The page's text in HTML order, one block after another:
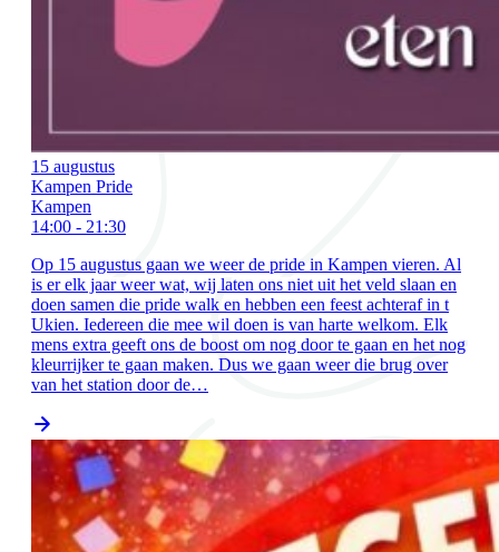
15 augustus
Kampen Pride
Kampen
14:00 - 21:30
Op 15 augustus gaan we weer de pride in Kampen vieren. Al
is er elk jaar weer wat, wij laten ons niet uit het veld slaan en
doen samen die pride walk en hebben een feest achteraf in t
Ukien. Iedereen die mee wil doen is van harte welkom. Elk
mens extra geeft ons de boost om nog door te gaan en het nog
kleurrijker te gaan maken. Dus we gaan weer die brug over
van het station door de…